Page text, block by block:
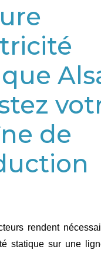
de
rendent
statique sur une